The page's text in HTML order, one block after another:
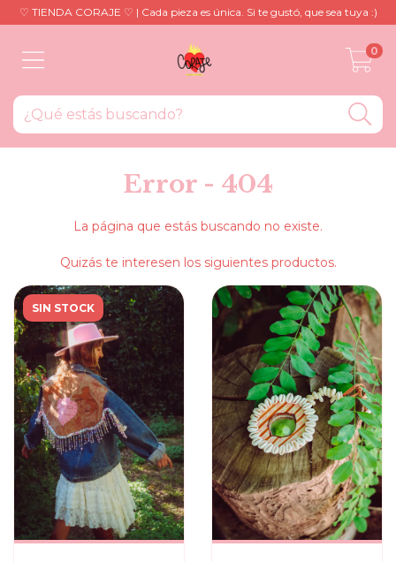
♡ TIENDA CORAJE ♡ | Cada pieza es única. Si te gustó, que sea tuya :)
0
Error - 404
La página que estás buscando no existe.
Quizás te interesen los siguientes productos.
SIN STOCK